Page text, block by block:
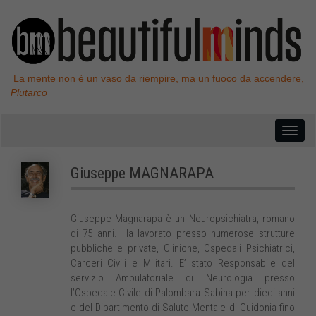
La mente non è un vaso da riempire, ma un fuoco da accendere,
Plutarco
Giuseppe MAGNARAPA
Giuseppe Magnarapa è un Neuropsichiatra, romano
di 75 anni. Ha lavorato presso numerose strutture
pubbliche e private, Cliniche, Ospedali Psichiatrici,
Carceri Civili e Militari. E’ stato Responsabile del
servizio Ambulatoriale di Neurologia presso
l’Ospedale Civile di Palombara Sabina per dieci anni
e del Dipartimento di Salute Mentale di Guidonia fino